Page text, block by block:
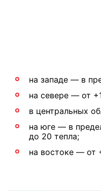
на западе — в
на севере — от
в центральных
на юге — в
до 20 тепла;
на востоке — от